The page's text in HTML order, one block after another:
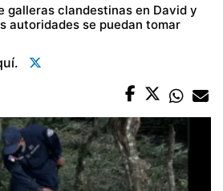
galleras clandestinas en David y
autoridades se puedan tomar